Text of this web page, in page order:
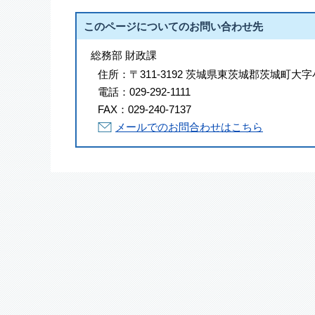
このページについてのお問い合わせ先
総務部 財政課
住所： 〒311-3192 茨城県東茨城郡茨城町大
電話： 029-292-1111
FAX： 029-240-7137
メールでのお問合わせはこちら